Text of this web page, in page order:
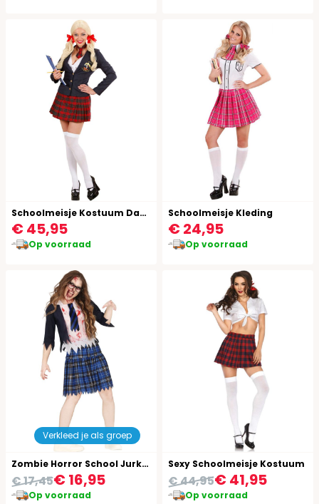
Schoolmeisje Kostuum Dames
€ 45,95
Op voorraad
Schoolmeisje Kleding
€ 24,95
Op voorraad
Verkleed je als groep
Zombie Horror School Jurkje Meisjes 14-16 Jaar
€ 16,95
€ 17,45
Op voorraad
Sexy Schoolmeisje Kostuum
€ 41,95
€ 44,95
Op voorraad